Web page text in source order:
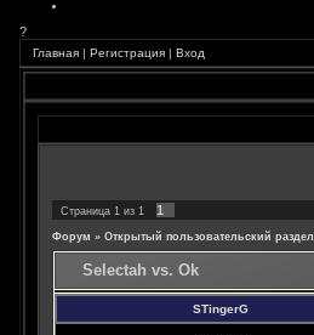
?
Главная | Регистрация | Вход
Страница 1 из 1 1
Форум » Открытый пользовательский раздел
Selectah vs. Ok
STingerG